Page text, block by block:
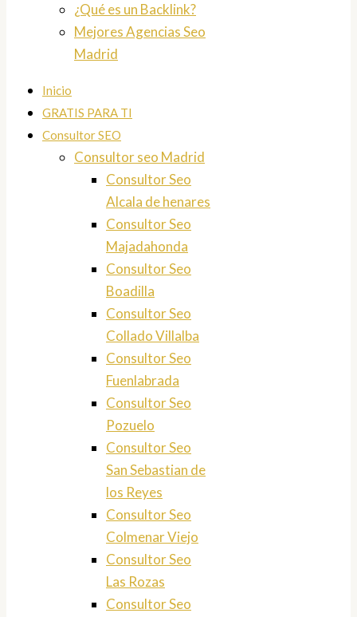
¿Qué es un Backlink?
Mejores Agencias Seo
Madrid
Inicio
GRATIS PARA TI
Consultor SEO
Consultor seo Madrid
Consultor Seo
Alcala de henares
Consultor Seo
Majadahonda
Consultor Seo
Boadilla
Consultor Seo
Collado Villalba
Consultor Seo
Fuenlabrada
Consultor Seo
Pozuelo
Consultor Seo
San Sebastian de
los Reyes
Consultor Seo
Colmenar Viejo
Consultor Seo
Las Rozas
Consultor Seo